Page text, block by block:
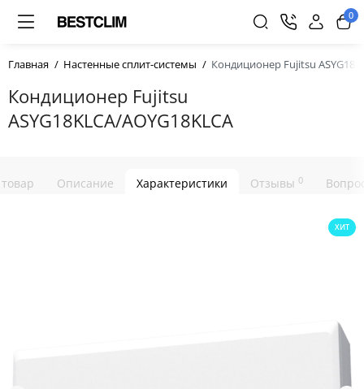
0
Главная Настенные сплит-системы Кондиционер Fujitsu
Кондиционер Fujitsu
ASYG18KLCA/AOYG18KLCA
Описание Характеристики Отзывы 0
ХИТ